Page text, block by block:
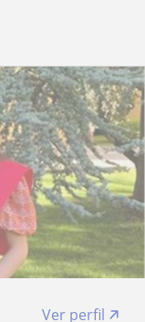
Ver perfil